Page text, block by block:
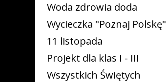
Woda zdrowia doda
Wycieczka "Poznaj Polskę"
11 listopada
Projekt dla klas I - III
Wszystkich Świętych